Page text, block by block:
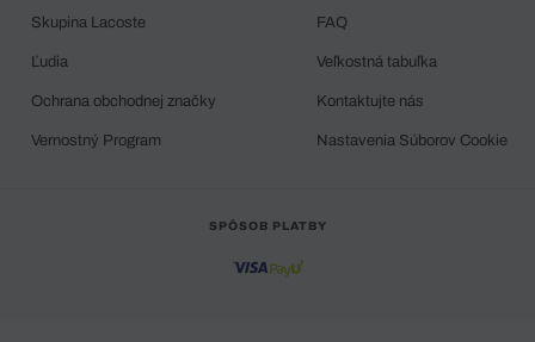
Skupina Lacoste
Ľudia
Ochrana obchodnej značky
Vernostný Program
FAQ
Veľkostná tabuľka
Kontaktujte nás
Nastavenia Súborov Cookie
SPÔSOB PLATBY